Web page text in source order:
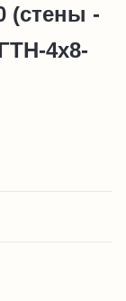
(стены -
4х8-